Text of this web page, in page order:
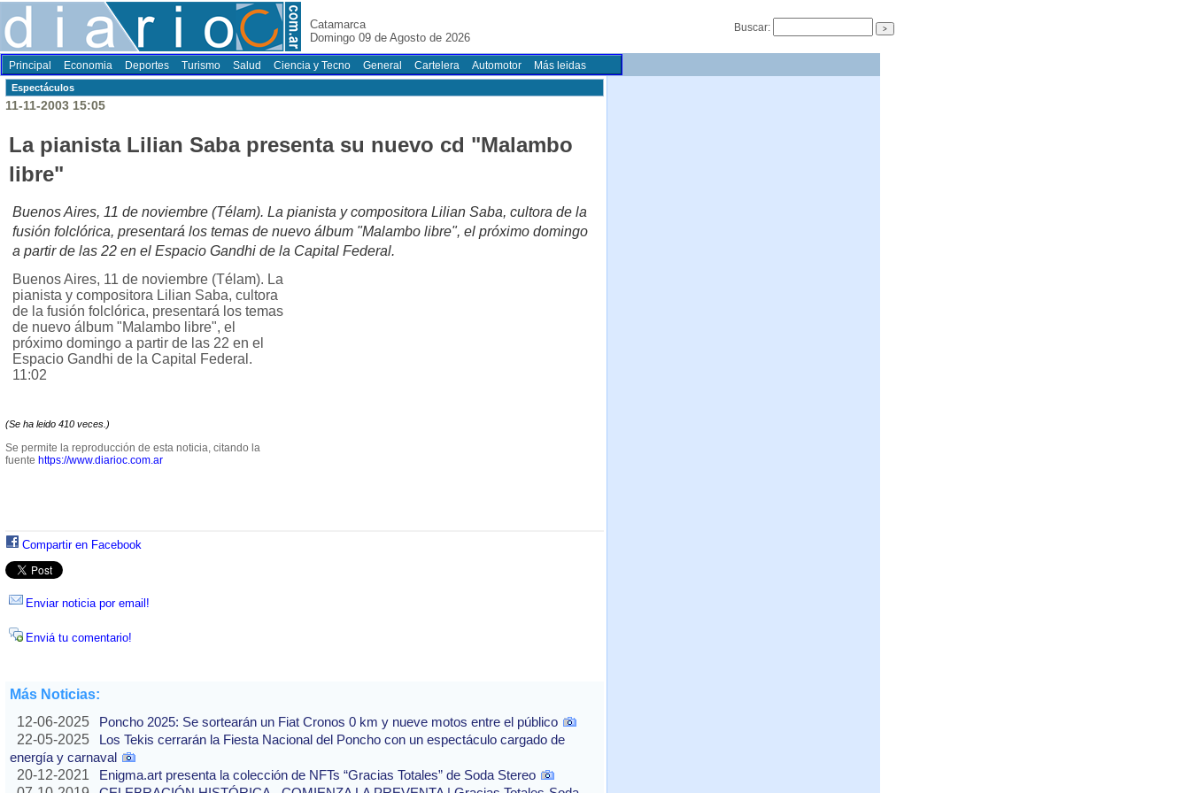
Catamarca
Domingo 09 de Agosto de 2026
Buscar:
Principal Economia Deportes Turismo Salud Ciencia y Tecno General Cartelera Automotor Más leidas
Espectáculos
11-11-2003 15:05
La pianista Lilian Saba presenta su nuevo cd "Malambo
libre"
Buenos Aires, 11 de noviembre (Télam). La pianista y compositora Lilian Saba, cultora de la
fusión folclórica, presentará los temas de nuevo álbum "Malambo libre", el próximo domingo
a partir de las 22 en el Espacio Gandhi de la Capital Federal.
Buenos Aires, 11 de noviembre (Télam). La
pianista y compositora Lilian Saba, cultora
de la fusión folclórica, presentará los temas
de nuevo álbum "Malambo libre", el
próximo domingo a partir de las 22 en el
Espacio Gandhi de la Capital Federal.
11:02
(Se ha leido 410 veces.)
Se permite la reproducción de esta noticia, citando la
fuente https://www.diarioc.com.ar
Compartir en Facebook
Enviar noticia por email!
Enviá tu comentario!
Más Noticias:
12-06-2025
Poncho 2025: Se sortearán un Fiat Cronos 0 km y nueve motos entre el público
22-05-2025
Los Tekis cerrarán la Fiesta Nacional del Poncho con un espectáculo cargado de
energía y carnaval
20-12-2021
Enigma.art presenta la colección de NFTs “Gracias Totales” de Soda Stereo